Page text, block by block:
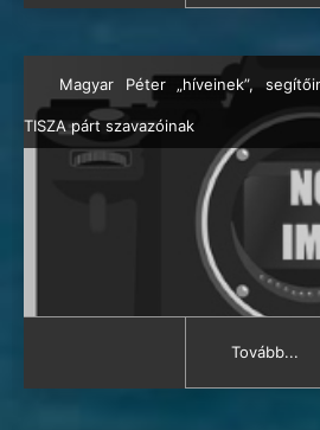
Magyar Péter „híveinek”,
TISZA párt szavazóinak
Tovább...